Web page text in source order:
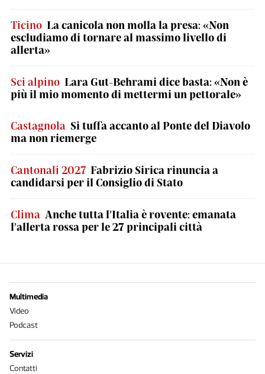
Ticino La canicola non molla la presa: «Non
escludiamo di tornare al massimo livello di
allerta»
Sci alpino Lara Gut-Behrami dice basta: «Non è
più il mio momento di mettermi un pettorale»
Castagnola Si tuffa accanto al Ponte del Diavolo
ma non riemerge
Cantonali 2027 Fabrizio Sirica rinuncia a
candidarsi per il Consiglio di Stato
Clima Anche tutta l’Italia è rovente: emanata
l’allerta rossa per le 27 principali città
Multimedia
Video
Podcast
Servizi
Contatti